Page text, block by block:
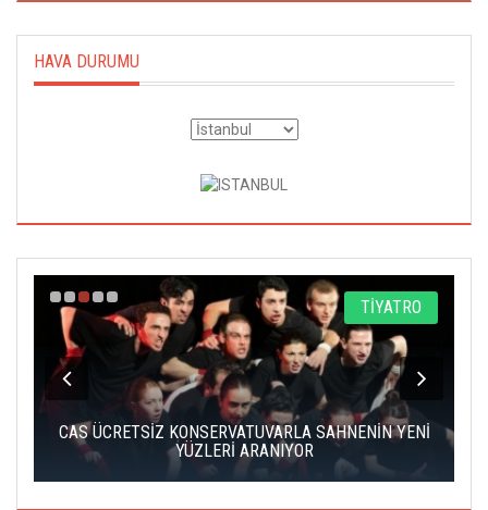
HAVA DURUMU
TİYATRO
CAS ÜCRETSİZ KONSERVATUVARLA SAHNENİN YENİ
YÜZLERİ ARANIYOR